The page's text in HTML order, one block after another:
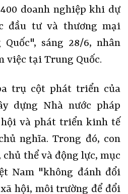
doanh nghiệp khi dự
đầu tư và thương mại
sáng 28/6, nhân
việc tại Trung Quốc.
trụ cột phát triển của
dựng Nhà nước pháp
hội và phát triển kinh tế
nghĩa. Trong đó, con
thể và động lực, mục
Nam "không đánh đổi
hội, môi trường để đổi